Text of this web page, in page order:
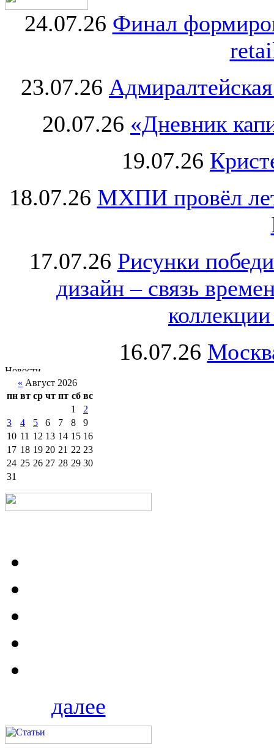
24.07.26 Финал
23.07.26
20.07.26 «Дневник
19.07.26
18.07.26 МХПИ провёл
17.07.26 Рисунки
дизайн – связь
16.07.26
« Август 2026
пн вт ср чт пт сб вс
1
2
3
4 5 6 7 8
9
10 11 12 13 14 15 16
17 18 19 20 21 22 23
24 25 26 27 28 29 30
31
далее